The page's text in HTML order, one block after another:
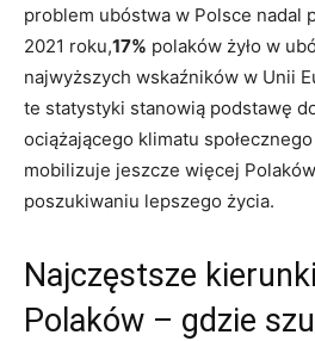
problem ubóstwa w Polsce nadal
2021 roku,17% polaków żyło w
najwyższych wskaźników w Unii
te statystyki stanowią podstawę
ociążającego klimatu
mobilizuje jeszcze więcej
poszukiwaniu lepszego życia.
Najczęstsze
Polaków – gdzie